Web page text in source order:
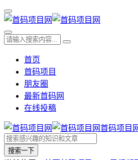
首页
首码项目
朋友圈
最新首码网
在线投稿
首码项目
搜索一下